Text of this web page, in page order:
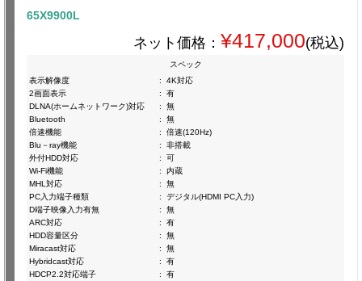
65X9900L
ネット価格： ¥417,000(税込)
スペック
表示解像度
:
4K対応
2画面表示
:
有
DLNA(ホームネットワーク)対応
:
無
Bluetooth
:
無
倍速機能
:
倍速(120Hz)
Blu－ray機能
:
非搭載
外付HDD対応
:
可
Wi-Fi機能
:
内蔵
MHL対応
:
無
PC入力端子種類
:
デジタル(HDMI PC入力)
D端子映像入力有無
:
無
ARC対応
:
有
HDD容量区分
:
無
Miracast対応
:
無
Hybridcast対応
:
有
HDCP2.2対応端子
: 有